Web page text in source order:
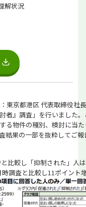
解状況
東京都港区 代表取締役社
者』調査」を行いました
る物件の種別、検討に当
結果の一部を抜粋してご
比較し「抑制された」人
調査と比較し11ポイント